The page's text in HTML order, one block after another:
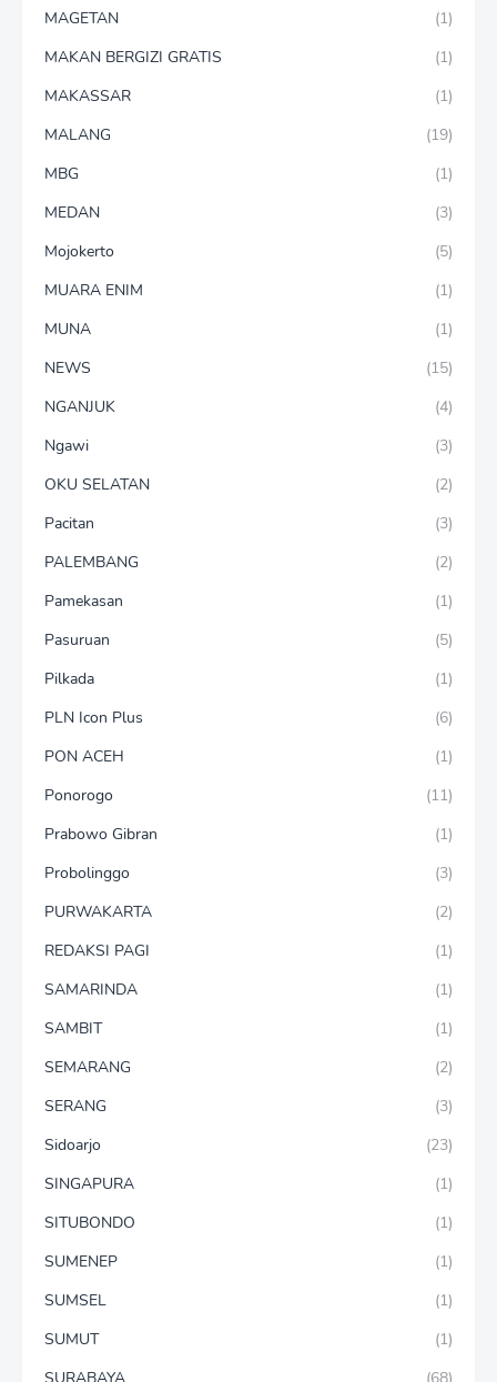
MAGETAN
(1)
MAKAN BERGIZI GRATIS
(1)
MAKASSAR
(1)
MALANG
(19)
MBG
(1)
MEDAN
(3)
Mojokerto
(5)
MUARA ENIM
(1)
MUNA
(1)
NEWS
(15)
NGANJUK
(4)
Ngawi
(3)
OKU SELATAN
(2)
Pacitan
(3)
PALEMBANG
(2)
Pamekasan
(1)
Pasuruan
(5)
Pilkada
(1)
PLN Icon Plus
(6)
PON ACEH
(1)
Ponorogo
(11)
Prabowo Gibran
(1)
Probolinggo
(3)
PURWAKARTA
(2)
REDAKSI PAGI
(1)
SAMARINDA
(1)
SAMBIT
(1)
SEMARANG
(2)
SERANG
(3)
Sidoarjo
(23)
SINGAPURA
(1)
SITUBONDO
(1)
SUMENEP
(1)
SUMSEL
(1)
SUMUT
(1)